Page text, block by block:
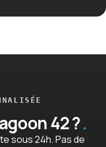
42 ?
sous 24h. Pas de